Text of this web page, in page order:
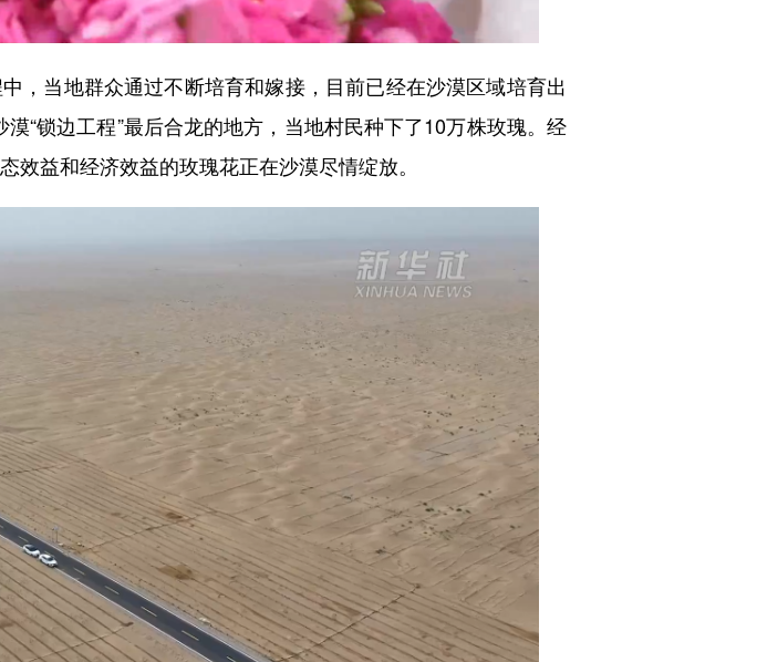
当地群众通过不断培育和嫁接，目前已经在沙漠区域培育出
“锁边工程”最后合龙的地方，当地村民种下了10万株玫瑰。经
益和经济效益的玫瑰花正在沙漠尽情绽放。